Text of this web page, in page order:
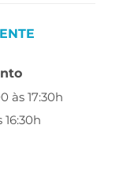
às 17:30h